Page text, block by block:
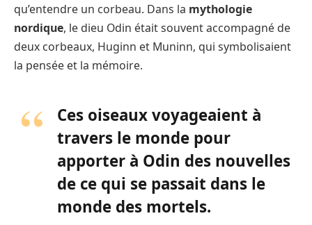
qu’entendre un corbeau. Dans la mythologie
nordique, le dieu Odin était souvent accompagné de
deux corbeaux, Huginn et Muninn, qui symbolisaient
la pensée et la mémoire.
Ces oiseaux voyageaient à
travers le monde pour
apporter à Odin des nouvelles
de ce qui se passait dans le
monde des mortels.